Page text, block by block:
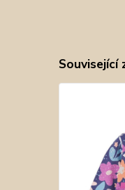
Související